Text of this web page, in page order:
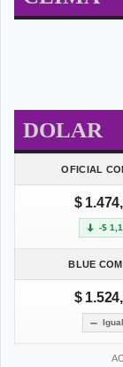
DOLAR
OFICIAL
$
-$
BLUE
$
Igual